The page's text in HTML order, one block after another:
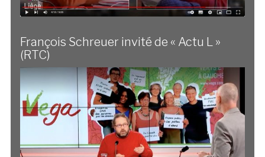
François Schreuer invité de « Actu L »
(RTC)